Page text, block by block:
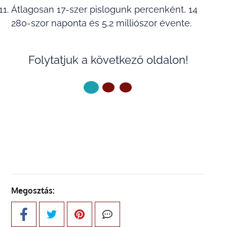
Átlagosan 17-szer pislogunk percenként, 14
280-szor naponta és 5,2 milliószor évente.
Folytatjuk a következő oldalon!
Megosztás: